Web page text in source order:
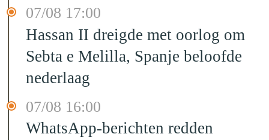
07/08 17:00
Hassan II dreigde met oorlog om
Sebta e Melilla, Spanje beloofde
nederlaag
07/08 16:00
WhatsApp-berichten redden